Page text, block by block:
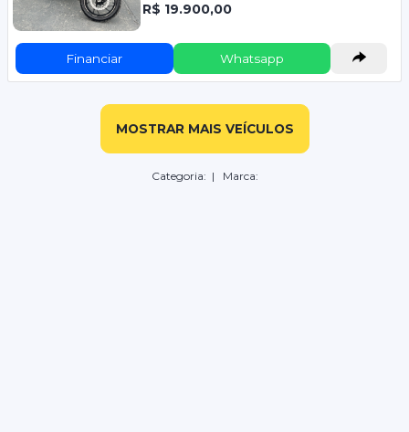
R$ 19.900,00
Financiar Whatsapp
MOSTRAR MAIS VEÍCULOS
Categoria: | Marca: